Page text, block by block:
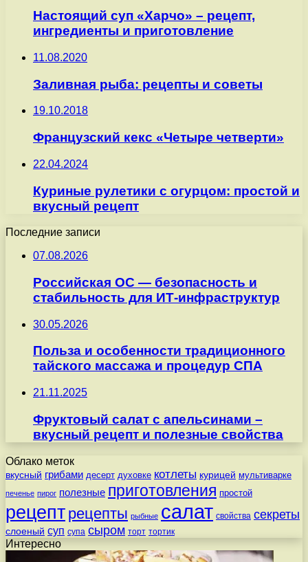
Настоящий суп «Харчо» – рецепт,
ингредиенты и приготовление
11.08.2020
Заливная рыба: рецепты и советы
19.10.2018
Французский кекс «Четыре четверти»
22.04.2024
Куриные рулетики с огурцом: простой и
вкусный рецепт
Последние записи
07.08.2026
Российская ОС — безопасность и
стабильность для ИТ-инфраструктур
30.05.2026
Польза и особенности традиционного
тайского массажа и процедур СПА
21.11.2025
Фруктовый салат с апельсинами –
вкусный рецепт и полезные свойства
Облако меток
вкусный грибами десерт духовке котлеты курицей мультиварке
печенье пирог полезные приготовления простой
рецепт рецепты рыбные салат свойства секреты
слоеный суп супа сыром торт тортик
Интересно